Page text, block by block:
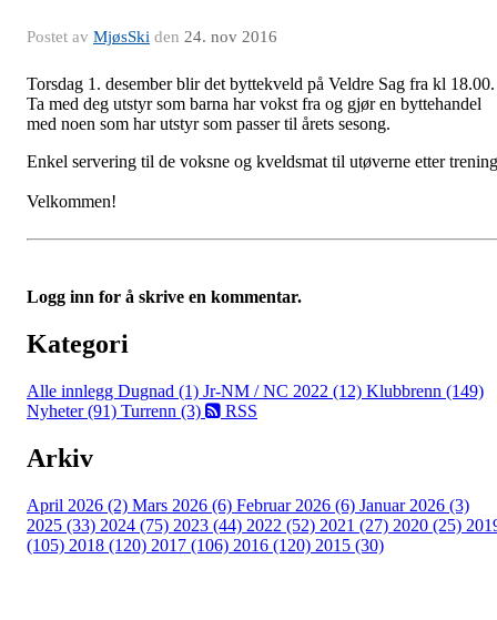
Postet av MjøsSki den 24. nov 2016
Torsdag 1. desember blir det byttekveld på Veldre Sag fra kl 18.00.
Ta med deg utstyr som barna har vokst fra og gjør en byttehandel
med noen som har utstyr som passer til årets sesong.
Enkel servering til de voksne og kveldsmat til utøverne etter
Velkommen!
Logg inn for å skrive en kommentar.
Kategori
Alle innlegg Dugnad (1) Jr-NM / NC 2022 (12) Klubbrenn (149)
Nyheter (91) Turrenn (3) RSS
Arkiv
April 2026 (2) Mars 2026 (6) Februar 2026 (6) Januar 2026 (3)
2025 (33) 2024 (75) 2023 (44) 2022 (52) 2021 (27) 2020 (25)
(105) 2018 (120) 2017 (106) 2016 (120) 2015 (30)